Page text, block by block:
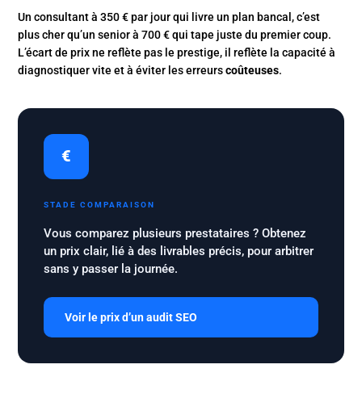
Un consultant à 350 € par jour qui livre un plan bancal, c’est
plus cher qu’un senior à 700 € qui tape juste du premier coup.
L’écart de prix ne reflète pas le prestige, il reflète la capacité à
diagnostiquer vite et à éviter les erreurscoûteuses.
€
STADE COMPARAISON
Vous comparez plusieurs prestataires ? Obtenez
un prix clair, lié à des livrables précis, pour arbitrer
sans y passer la journée.
Voir le prix d’un audit SEO